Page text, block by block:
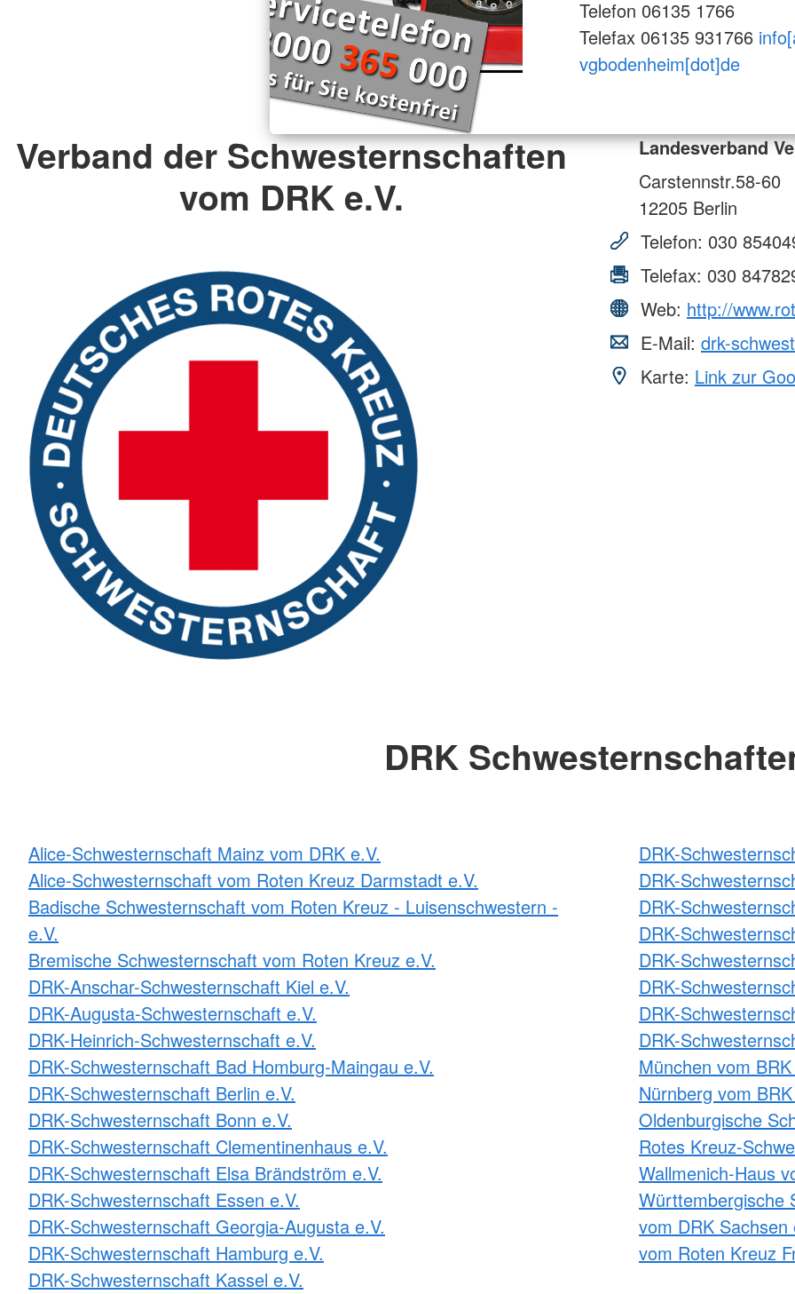
Telefon 06135 1766
Telefax 06135 931766
vgbodenheim[dot]de
Verband der Schwesternschaften
vom DRK e.V.
Landesverband
Carstennstr.58-60
12205 Berlin
Telefon: 030
Telefax: 030
Web: http://
E-Mail: drk-
Karte: Link zur
DRK
Alice-Schwesternschaft Mainz vom DRK e.V.
Alice-Schwesternschaft vom Roten Kreuz Darmstadt e.V.
Badische Schwesternschaft vom Roten Kreuz - Luisenschwestern -
e.V.
Bremische Schwesternschaft vom Roten Kreuz e.V.
DRK-Anschar-Schwesternschaft Kiel e.V.
DRK-Augusta-Schwesternschaft e.V.
DRK-Heinrich-Schwesternschaft e.V.
DRK-Schwesternschaft Bad Homburg-Maingau e.V.
DRK-Schwesternschaft Berlin e.V.
DRK-Schwesternschaft Bonn e.V.
DRK-Schwesternschaft Clementinenhaus e.V.
DRK-Schwesternschaft Elsa Brändström e.V.
DRK-Schwesternschaft Essen e.V.
DRK-Schwesternschaft Georgia-Augusta e.V.
DRK-Schwesternschaft Hamburg e.V.
DRK-Schwesternschaft Kassel e.V.
DRK-
DRK-
DRK-
DRK-
DRK-
DRK-
DRK-
DRK-
München vom
Nürnberg vom
Oldenburgische
Rotes Kreuz-
Wallmenich-Haus
Württembergische
vom DRK Sachsen
vom Roten Kreuz